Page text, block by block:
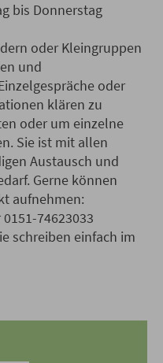
bis Donnerstag
oder Kleingruppen
und
oder
klären zu
oder um einzelne
Sie ist mit allen
Austausch und
Gerne können
aufnehmen:
74623033
schreiben einfach im